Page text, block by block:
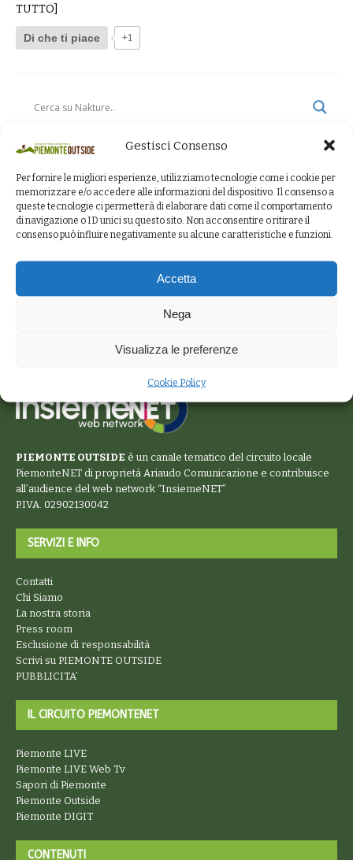
Gestisci Consenso
Per fornire le migliori esperienze, utilizziamo tecnologie come i cookie per
memorizzare e/o accedere alle informazioni del dispositivo. Il consenso a
queste tecnologie ci permetterà di elaborare dati come il comportamento
di navigazione o ID unici su questo sito. Non acconsentire o ritirare il
consenso può influire negativamente su alcune caratteristiche e funzioni.
Accetta
Nega
Visualizza le preferenze
Cookie Policy
TUTTO]
Di che ti piace +1
PIEMONTE OUTSIDE è un canale tematico del circuito locale
PiemonteNET di proprietà Ariaudo Comunicazione e contribuisce
all’audience del web network “InsiemeNET”
P.IVA. 02902130042
SERVIZI E INFO
Contatti
Chi Siamo
La nostra storia
Press room
Esclusione di responsabilità
Scrivi su PIEMONTE OUTSIDE
PUBBLICITA’
IL CIRCUITO PIEMONTENET
Piemonte LIVE
Piemonte LIVE Web Tv
Sapori di Piemonte
Piemonte Outside
Piemonte DIGIT
CONTENUTI